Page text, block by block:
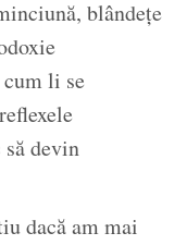
blândețe
li se
să devin
dacă am mai